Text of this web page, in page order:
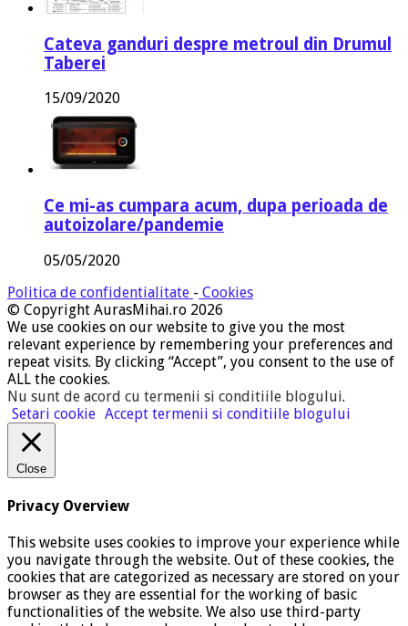
Cateva ganduri despre metroul din Drumul
Taberei
15/09/2020
Ce mi-as cumpara acum, dupa perioada de
autoizolare/pandemie
05/05/2020
Politica de confidentialitate - Cookies
© Copyright AurasMihai.ro 2026
We use cookies on our website to give you the most
relevant experience by remembering your preferences and
repeat visits. By clicking “Accept”, you consent to the use of
ALL the cookies.
Nu sunt de acord cu termenii si conditiile blogului.
Setari cookie Accept termenii si conditiile blogului
Close
Privacy Overview
This website uses cookies to improve your experience while
you navigate through the website. Out of these cookies, the
cookies that are categorized as necessary are stored on your
browser as they are essential for the working of basic
functionalities of the website. We also use third-party